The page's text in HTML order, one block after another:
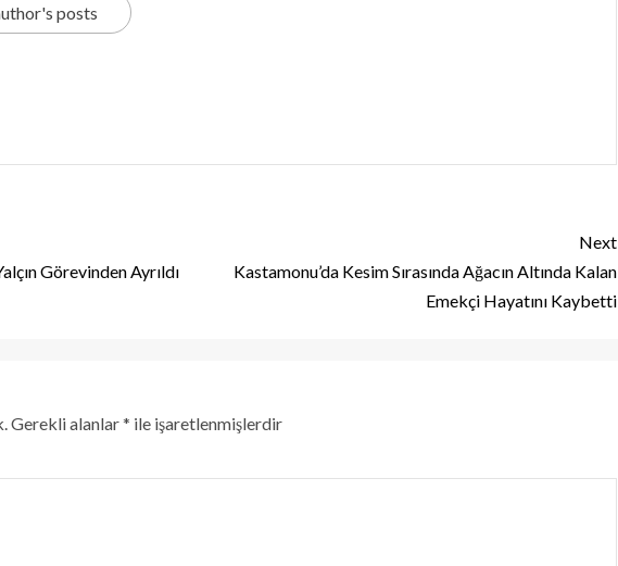
posts
Görevinden Ayrıldı
Next
Kastamonu’da Kesim Sırasında Ağacın Altında Kalan
Emekçi Hayatını Kaybetti
Gerekli alanlar* ile işaretlenmişlerdir